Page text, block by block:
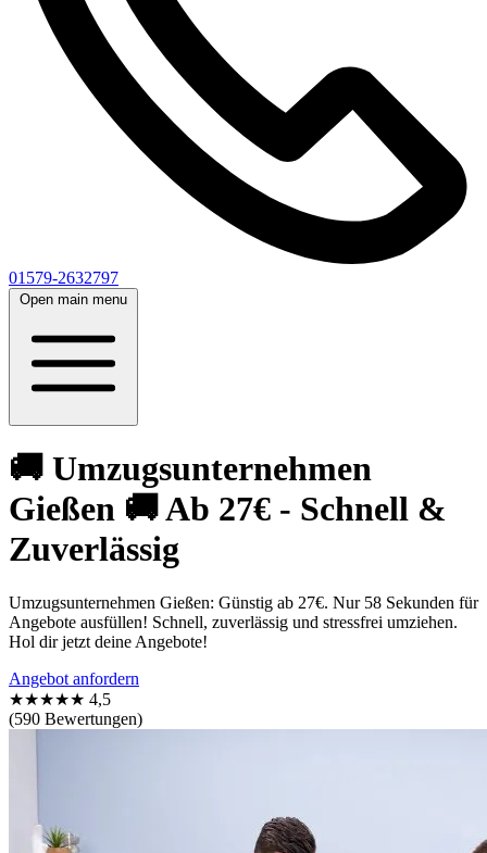
01579-2632797
Open main menu
🚚 Umzugsunternehmen
Gießen 🚚 Ab 27€ - Schnell &
Zuverlässig‎
Umzugsunternehmen Gießen: Günstig ab 27€. Nur 58 Sekunden für
Angebote ausfüllen! Schnell, zuverlässig und stressfrei umziehen.
Hol dir jetzt deine Angebote!
Angebot anfordern
★★★★★ 4,5
(590 Bewertungen)